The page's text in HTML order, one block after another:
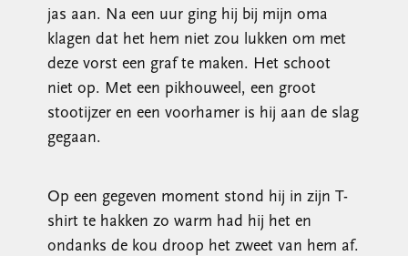
jas aan. Na een uur ging hij bij mijn oma
klagen dat het hem niet zou lukken om met
deze vorst een graf te maken. Het schoot
niet op. Met een pikhouweel, een groot
stootijzer en een voorhamer is hij aan de slag
gegaan.
Op een gegeven moment stond hij in zijn T-
shirt te hakken zo warm had hij het en
ondanks de kou droop het zweet van hem af.